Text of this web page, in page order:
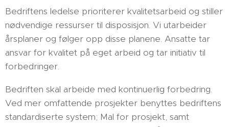
Bedriftens ledelse prioriterer kvalitetsarbeid og stiller
nødvendige ressurser til disposisjon. Vi utarbeider
årsplaner og følger opp disse planene. Ansatte tar
ansvar for kvalitet på eget arbeid og tar initiativ til
forbedringer.
Bedriften skal arbeide med kontinuerlig forbedring.
Ved mer omfattende prosjekter benyttes bedriftens
standardiserte system; Mal for prosjekt, samt